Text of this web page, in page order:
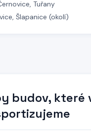
Tuřany
Šlapanice (okolí)
budov, které